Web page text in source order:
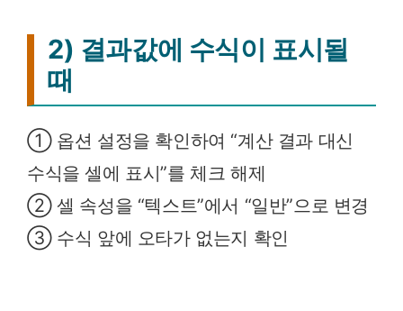
2) 결과값에 수식이 표시될
때
① 옵션 설정을 확인하여 “계산 결과 대신
수식을 셀에 표시”를 체크 해제
② 셀 속성을 “텍스트”에서 “일반”으로 변경
③ 수식 앞에 오타가 없는지 확인